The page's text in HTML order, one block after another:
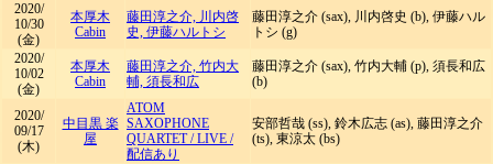
2020/
10/30
(金)
本厚木
Cabin
藤田淳之介, 川内啓
史, 伊藤ハルトシ
藤田淳之介 (sax), 川内啓史 (b), 伊藤ハル
トシ (g)
2020/
10/02
(金)
本厚木
Cabin
藤田淳之介, 竹内大
輔, 須長和広
藤田淳之介 (sax), 竹内大輔 (p), 須長和広
(b)
2020/
09/17
(木)
中目黒 楽
屋
ATOM
SAXOPHONE
QUARTET/LIVE /
配信あり
安部哲哉 (ss), 鈴木広志 (as), 藤田淳之介
(ts), 東涼太 (bs)